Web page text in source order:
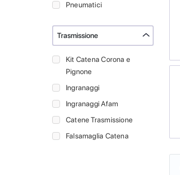
Pneumatici
Trasmissione
Kit Catena Corona e
Pignone
Ingranaggi
Ingranaggi Afam
Catene Trasmissione
Falsamaglia Catena